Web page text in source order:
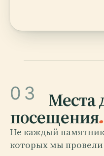
03 Места
посещения.
Не каждый
которых мы провели